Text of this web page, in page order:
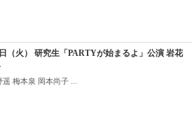
（火） 研究生「PARTYが始まるよ」公演 岩花
梅本泉 岡本尚子 ...